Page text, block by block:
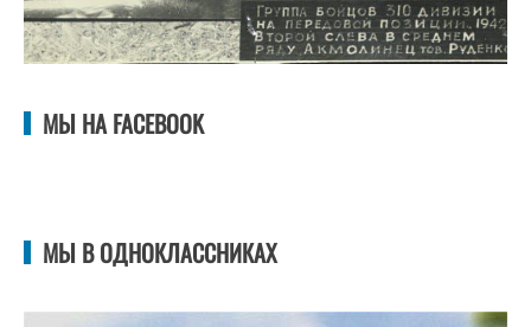
МЫ НА FACEBOOK
МЫ В ОДНОКЛАССНИКАХ